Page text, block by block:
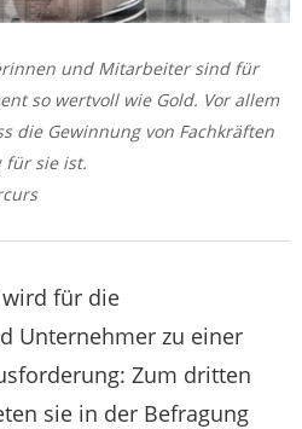
und Mitarbeiter sind für
so wertvoll wie Gold. Vor allem
die Gewinnung von Fachkräften
für sie ist.
wird für die
Unternehmer zu einer
Zum dritten
sie in der Befragung